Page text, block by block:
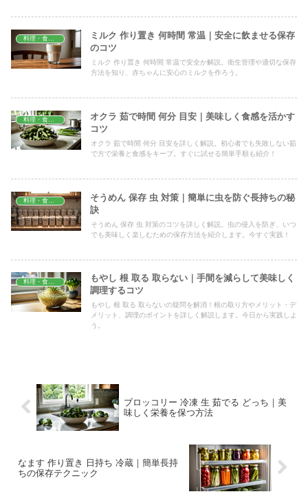
ミルク 作り置き 何時間 常温｜安全に飲ませる保存
のコツ
ミルク 作り置き 何時間 常温で安全か解説。衛生管理や適切な保存
方法を知り、赤ちゃんに安心のミルクを作ろう。
オクラ 茹で時間 何分 目安｜美味しく食感を活かす
コツ
オクラ 茹で時間 何分 目安を詳しく解説。初心者でも失敗しない茹
で方で栄養と食感をキープ。すぐに試せる簡単手順も紹介！
そうめん 保存 虫 対策｜簡単に虫を防ぐ長持ちの秘
訣
そうめん 保存 虫 対策のコツを詳しく解説。虫の侵入を防ぎ、いつ
でも美味しく楽しむための保存方法を紹介します。今すぐ実践！
もやし 根 取る 取らない｜手間を減らして美味しく
調理するコツ
もやし 根 取る 取らないの疑問を解消！根の取り方やメリット・デ
メリット、調理のポイントを詳しく解説します。今日から実践しよ
う。
ブロッコリー 冷凍 生 茹でる どっち｜美
味しく栄養を保つ方法
なます 作り置き 日持ち 冷蔵｜簡単長持
ちの保存テクニック